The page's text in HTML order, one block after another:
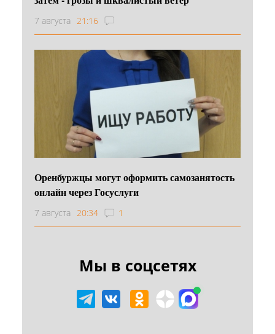
7 августа 21:16
Оренбуржцы могут оформить самозанятость
онлайн через Госуслуги
7 августа 20:34 1
Мы в соцсетях